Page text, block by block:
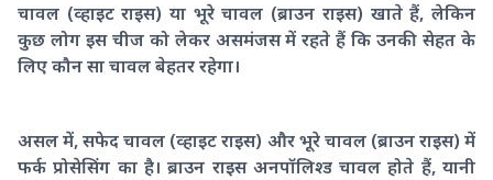
चावल (व्हाइट राइस) या भूरे चावल (ब्राउन राइस) खाते हैं, लेकिन
कुछ लोग इस चीज को लेकर असमंजस में रहते हैं कि उनकी सेहत के
लिए कौन सा चावल बेहतर रहेगा।
असल में, सफेद चावल (व्हाइट राइस) और भूरे चावल (ब्राउन राइस) में
फर्क प्रोसेसिंग का है। ब्राउन राइस अनपॉलिश्ड चावल होते हैं, यानी